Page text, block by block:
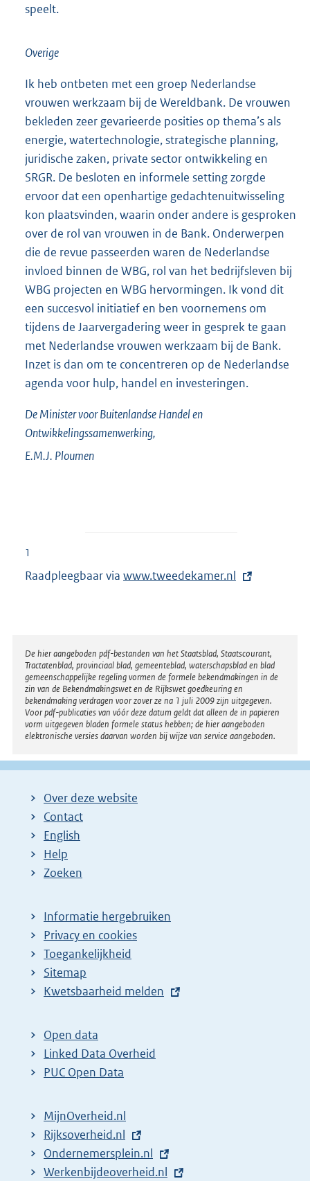
speelt.
Overige
Ik heb ontbeten met een groep Nederlandse
vrouwen werkzaam bij de Wereldbank. De vrouwen
bekleden zeer gevarieerde posities op thema’s als
energie, watertechnologie, strategische planning,
juridische zaken, private sector ontwikkeling en
SRGR. De besloten en informele setting zorgde
ervoor dat een openhartige gedachtenuitwisseling
kon plaatsvinden, waarin onder andere is gesproken
over de rol van vrouwen in de Bank. Onderwerpen
die de revue passeerden waren de Nederlandse
invloed binnen de WBG, rol van het bedrijfsleven bij
WBG projecten en WBG hervormingen. Ik vond dit
een succesvol initiatief en ben voornemens om
tijdens de Jaarvergadering weer in gesprek te gaan
met Nederlandse vrouwen werkzaam bij de Bank.
Inzet is dan om te concentreren op de Nederlandse
agenda voor hulp, handel en investeringen.
De Minister voor Buitenlandse Handel en
Ontwikkelingssamenwerking,
E.M.J. Ploumen
1
Raadpleegbaar via E
r
n
e
l
i
n
k
www.tweedekamer.nl
Disclaimer
De hier aangeboden pdf-bestanden van het Staatsblad, Staatscourant,
Tractatenblad, provinciaal blad, gemeenteblad, waterschapsblad en blad
gemeenschappelijke regeling vormen de formele bekendmakingen in de
zin van de Bekendmakingswet en de Rijkswet goedkeuring en
bekendmaking verdragen voor zover ze na 1 juli 2009 zijn uitgegeven.
Voor pdf-publicaties van vóór deze datum geldt dat alleen de in papieren
vorm uitgegeven bladen formele status hebben; de hier aangeboden
elektronische versies daarvan worden bij wijze van service aangeboden.
Over deze website
Contact
English
Help
Zoeken
Informatie hergebruiken
Privacy en cookies
Toegankelijkheid
Sitemap
E
t
e
r
l
i
n
k
Kwetsbaarheid melden
Open data
Linked Data Overheid
PUC Open Data
MijnOverheid.nl
E
x
t
Rijksoverheid.nl
E
x
Ondernemersplein.nl
E
Werkenbijdeoverheid.nl